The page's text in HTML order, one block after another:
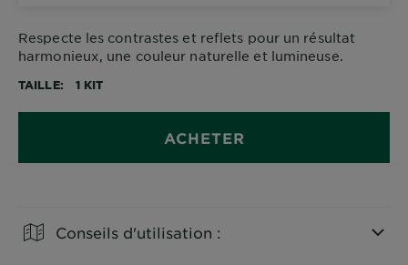
Respecte les contrastes et reflets pour un résultat
harmonieux, une couleur naturelle et lumineuse.
TAILLE 1 KIT
ACHETER
Conseils d'utilisation :